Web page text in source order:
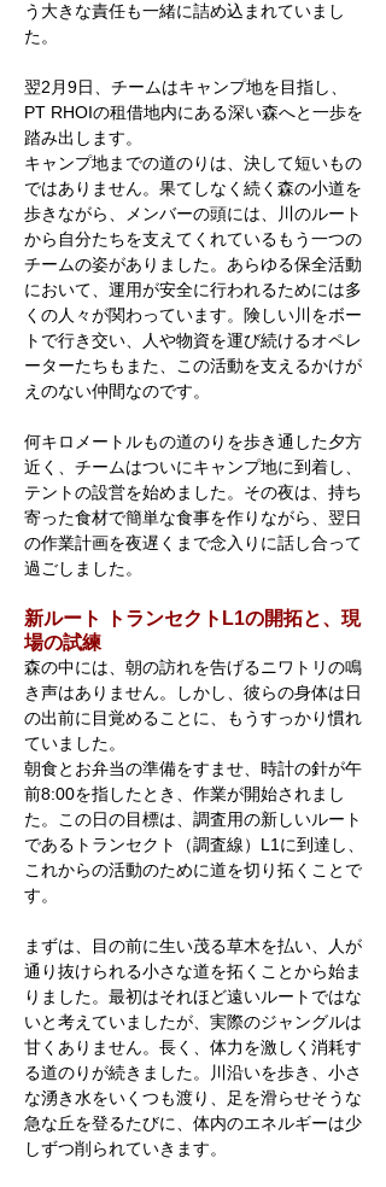
う大きな責任も一緒に詰め込まれていまし
た。
翌2月9日、チームはキャンプ地を目指し、
PT RHOIの租借地内にある深い森へと一歩を
踏み出します。
キャンプ地までの道のりは、決して短いもの
ではありません。果てしなく続く森の小道を
歩きながら、メンバーの頭には、川のルート
から自分たちを支えてくれているもう一つの
チームの姿がありました。あらゆる保全活動
において、運用が安全に行われるためには多
くの人々が関わっています。険しい川をボー
トで行き交い、人や物資を運び続けるオペレ
ーターたちもまた、この活動を支えるかけが
えのない仲間なのです。
何キロメートルもの道のりを歩き通した夕方
近く、チームはついにキャンプ地に到着し、
テントの設営を始めました。その夜は、持ち
寄った食材で簡単な食事を作りながら、翌日
の作業計画を夜遅くまで念入りに話し合って
過ごしました。
新ルート トランセクトL1の開拓と、現
場の試練
森の中には、朝の訪れを告げるニワトリの鳴
き声はありません。しかし、彼らの身体は日
の出前に目覚めることに、もうすっかり慣れ
ていました。
朝食とお弁当の準備をすませ、時計の針が午
前8:00を指したとき、作業が開始されまし
た。この日の目標は、調査用の新しいルート
であるトランセクト（調査線）L1に到達し、
これからの活動のために道を切り拓くことで
す。
まずは、目の前に生い茂る草木を払い、人が
通り抜けられる小さな道を拓くことから始ま
りました。最初はそれほど遠いルートではな
いと考えていましたが、実際のジャングルは
甘くありません。長く、体力を激しく消耗す
る道のりが続きました。川沿いを歩き、小さ
な湧き水をいくつも渡り、足を滑らせそうな
急な丘を登るたびに、体内のエネルギーは少
しずつ削られていきます。